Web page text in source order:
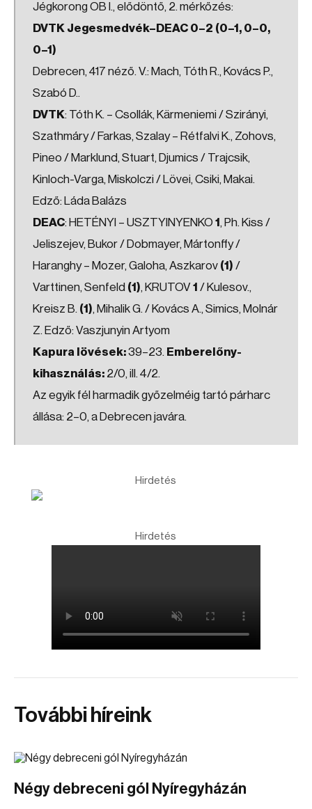
Jégkorong OB I., elődöntő, 2. mérkőzés:
DVTK Jegesmedvék–DEAC 0–2 (0–1, 0–0,
0–1)
Debrecen, 417 néző. V.: Mach, Tóth R., Kovács P.,
Szabó D..
DVTK: Tóth K. – Csollák, Kärmeniemi / Szirányi,
Szathmáry / Farkas, Szalay – Rétfalvi K., Zohovs,
Pineo / Marklund, Stuart, Djumics / Trajcsik,
Kinloch-Varga, Miskolczi / Lövei, Csiki, Makai.
Edző: Láda Balázs
DEAC: HETÉNYI – USZTYINYENKO 1 , Ph. Kiss /
Jeliszejev, Bukor / Dobmayer, Mártonffy /
Haranghy – Mozer, Galoha, Aszkarov (1) /
Varttinen, Senfeld (1), KRUTOV1 / Kulesov.,
Kreisz B. (1), Mihalik G. / Kovács A., Simics, Molnár
Z. Edző: Vaszjunyin Artyom
Kapura lövések:39–23. Emberelőny-
kihasználás: 2/0, ill. 4/2.
Az egyik fél harmadik győzelméig tartó párharc
állása: 2–0, a Debrecen javára.
Hirdetés
Hirdetés
További híreink
Négy debreceni gól Nyíregyházán